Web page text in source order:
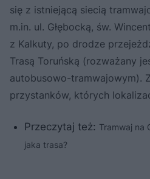
się z istniejącą siecią
m.in. ul. Głębocką, św.
z Kalkuty, po drodze
Trasą Toruńską (rozważany
autobusowo-tramwajowym).
przystanków, których
Przeczytaj też: Tramwaj na
jaka trasa?